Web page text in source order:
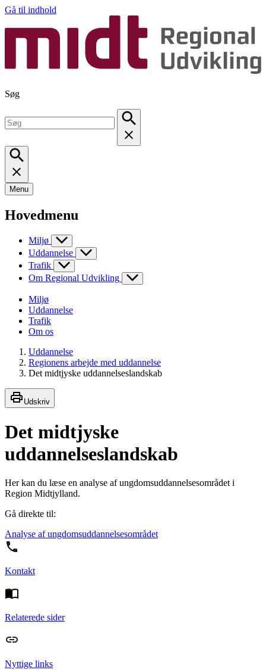
Gå til indhold
Søg
Menu
Hovedmenu
Miljø
Uddannelse
Trafik
Om Regional Udvikling
Miljø
Uddannelse
Trafik
Om os
Uddannelse
Regionens arbejde med uddannelse
Det midtjyske uddannelseslandskab
Udskriv
Det midtjyske
uddannelseslandskab
Her kan du læse en analyse af ungdomsuddannelsesområdet i
Region Midtjylland.
Gå direkte til:
Analyse af ungdomsuddannelsesområdet
Kontakt
Relaterede sider
Nyttige links